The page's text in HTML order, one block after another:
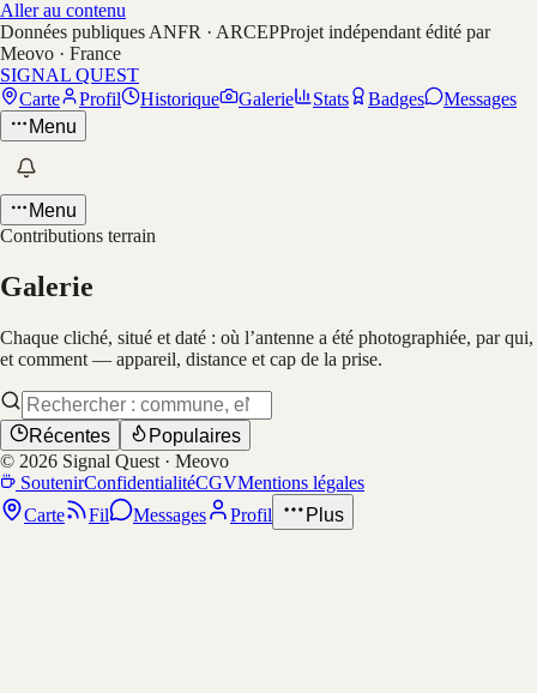
Aller au contenu
Données publiques ANFR · ARCEPProjet indépendant édité par
Meovo · France
SIGNAL QUEST
Carte
Profil Historique Galerie Stats Badges
Messages
Menu
Menu
Contributions terrain
Galerie
Chaque cliché, situé et daté : où l’antenne a été photographiée, par qui,
et comment — appareil, distance et cap de la prise.
Récentes
Populaires
© 2026 Signal Quest · Meovo
SoutenirConfidentialitéCGVMentions légales
Carte
Fil Messages Profil Plus